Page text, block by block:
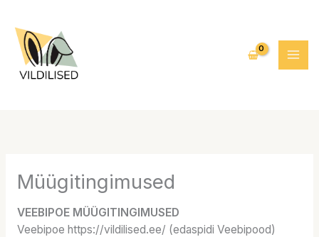
content
Müügitingimused
VEEBIPOE MÜÜGITINGIMUSED
Veebipoe https://vildilised.ee/ (edaspidi Veebipood)